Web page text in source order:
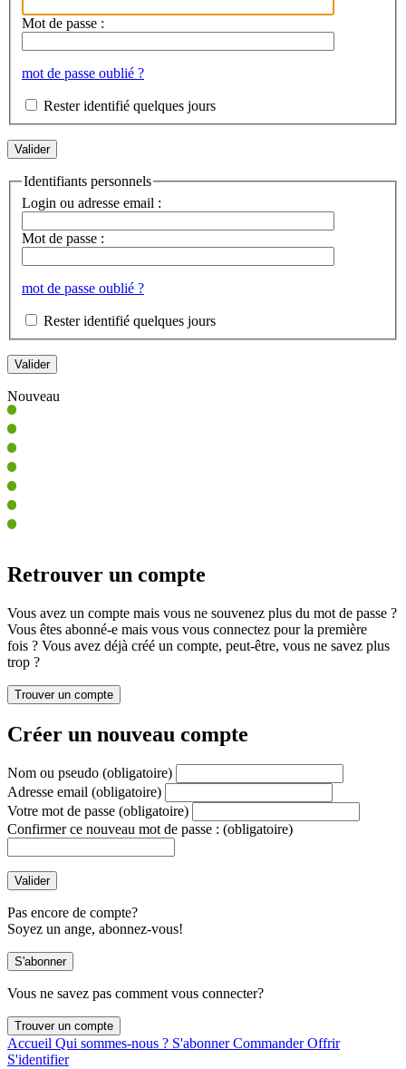
Mot de passe :
mot de passe oublié ?
Rester identifié quelques jours
Identifiants personnels
Login ou adresse email :
Mot de passe :
mot de passe oublié ?
Rester identifié quelques jours
Nouveau
Retrouver un compte
Vous avez un compte mais vous ne souvenez plus du mot de passe ?
Vous êtes abonné-e mais vous vous connectez pour la première
fois ? Vous avez déjà créé un compte, peut-être, vous ne savez plus
trop ?
Créer un nouveau compte
Nom ou pseudo (obligatoire)
Adresse email (obligatoire)
Votre mot de passe (obligatoire)
Confirmer ce nouveau mot de passe : (obligatoire)
Pas encore de compte?
Soyez un ange, abonnez-vous!
Vous ne savez pas comment vous connecter?
Accueil Qui sommes-nous ? S'abonnerCommanderOffrir
S'identifier